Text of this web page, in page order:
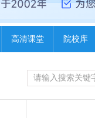
高清课堂 院校库